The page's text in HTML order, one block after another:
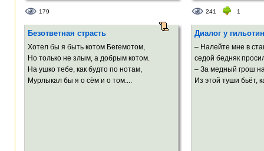
179 241 1
Безответная страсть
Хотел бы я быть котом Бегемотом,
Но только не злым, а добрым котом.
На ушко тебе, как будто по нотам,
Мурлыкал бы я о сём и о том....
Диалог у
– Налейте мне в
седой бедняк
– За медный грош
Из этой туши бьёт,